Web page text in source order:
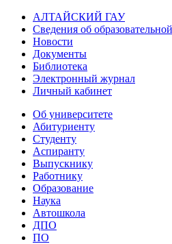
АЛТАЙСКИЙ ГАУ
Сведения об
Новости
Документы
Библиотека
Электронный журнал
Личный кабинет
Об университете
Абитуриенту
Студенту
Аспиранту
Выпускнику
Работнику
Образование
Наука
Автошкола
ДПО
ПО